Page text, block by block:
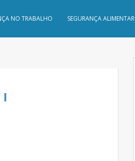
NO TRABALHO SEGURANÇA ALIMENTAR